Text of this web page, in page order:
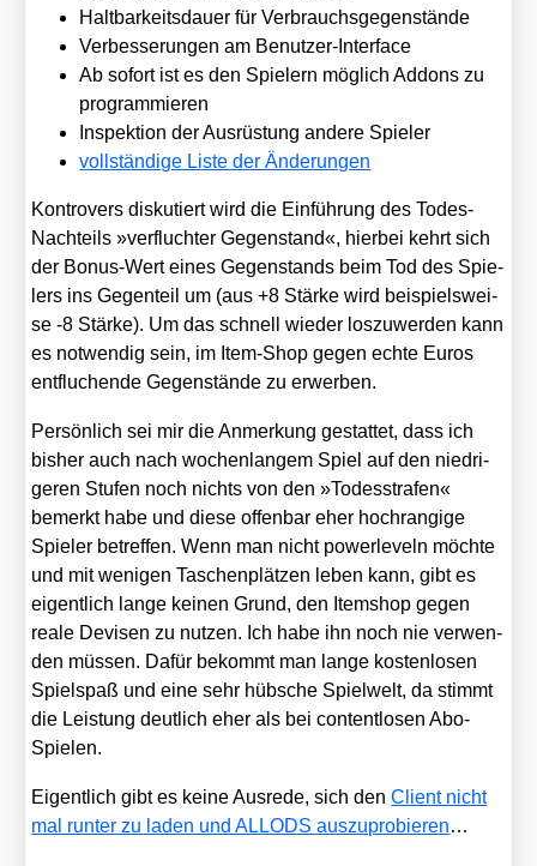
Halt­bar­keits­dau­er für Ver­brauchs­ge­gen­stän­de
Ver­bes­se­run­gen am Benut­zer-Inter­face
Ab sofort ist es den Spie­lern mög­lich Addons zu
pro­gram­mie­ren
Inspek­ti­on der Aus­rüs­tung ande­re Spie­ler
voll­stän­di­ge Lis­te der Ände­run­gen
Kon­tro­vers dis­ku­tiert wird die Ein­füh­rung des Todes-
Nach­teils »ver­fluch­ter Gegen­stand«, hier­bei kehrt sich
der Bonus-Wert eines Gegen­stands beim Tod des Spie­
lers ins Gegen­teil um (aus +8 Stär­ke wird bei­spiels­wei­
se ‑8 Stär­ke). Um das schnell wie­der los­zu­wer­den kann
es not­wen­dig sein, im Item-Shop gegen ech­te Euros
ent­flu­chen­de Gegen­stän­de zu erwer­ben.
Per­sön­lich sei mir die Anmer­kung gestat­tet, dass ich
bis­her auch nach wochen­lan­gem Spiel auf den nied­ri­
ge­ren Stu­fen noch nichts von den »Todes­stra­fen«
bemerkt habe und die­se offen­bar eher hoch­ran­gi­ge
Spie­ler betref­fen. Wenn man nicht power­le­veln möch­te
und mit weni­gen Taschen­plät­zen leben kann, gibt es
eigent­lich lan­ge kei­nen Grund, den Item­shop gegen
rea­le Devi­sen zu nut­zen. Ich habe ihn noch nie ver­wen­
den müs­sen. Dafür bekommt man lan­ge kos­ten­lo­sen
Spiel­spaß und eine sehr hüb­sche Spiel­welt, da stimmt
die Leis­tung deut­lich eher als bei con­tent­lo­sen Abo-
Spie­len.
Eigent­lich gibt es kei­ne Aus­re­de, sich denCli­ent nicht
mal run­ter zu laden und ALLODS aus­zu­pro­bie­ren…